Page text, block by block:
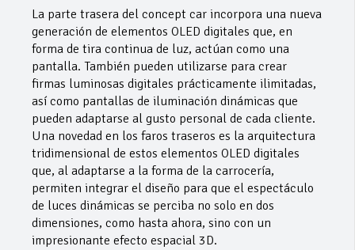
La parte trasera del concept car incorpora una nueva
generación de elementos OLED digitales que, en
forma de tira continua de luz, actúan como una
pantalla. También pueden utilizarse para crear
firmas luminosas digitales prácticamente ilimitadas,
así como pantallas de iluminación dinámicas que
pueden adaptarse al gusto personal de cada cliente.
Una novedad en los faros traseros es la arquitectura
tridimensional de estos elementos OLED digitales
que, al adaptarse a la forma de la carrocería,
permiten integrar el diseño para que el espectáculo
de luces dinámicas se perciba no solo en dos
dimensiones, como hasta ahora, sino con un
impresionante efecto espacial 3D.